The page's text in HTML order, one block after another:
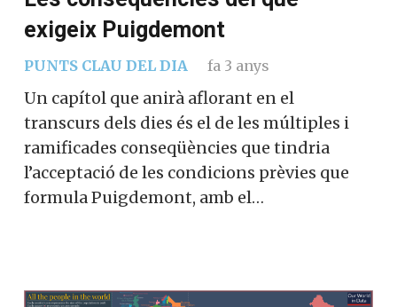
PUNTS CLAU DEL DIA fa 3 anys
Un capítol que anirà aflorant en el
transcurs dels dies és el de les múltiples i
ramificades conseqüències que tindria
l’acceptació de les condicions prèvies que
formula Puigdemont, amb el…